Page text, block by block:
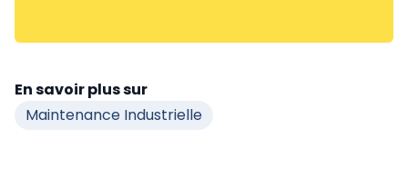
En savoir plus sur
Maintenance Industrielle